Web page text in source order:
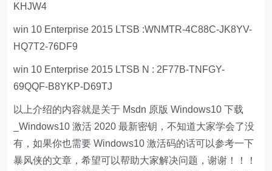
KHJW4
win 10 Enterprise 2015 LTSB :WNMTR-4C88C-JK8YV-
HQ7T2-76DF9
win 10 Enterprise 2015 LTSB N : 2F77B-TNFGY-
69QQF-B8YKP-D69TJ
以上介绍的内容就是关于 Msdn 原版 Windows10 下载
_Windows10 激活 2020 最新密钥，不知道大家学会了没
有，如果你也需要 Windows10 激活码的话可以参考一下
暴风侠的文章，希望可以帮助大家解决问题，谢谢！！！